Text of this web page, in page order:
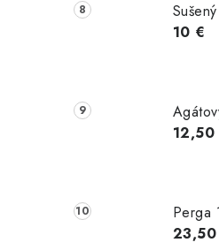
10 €
12,50
Perga